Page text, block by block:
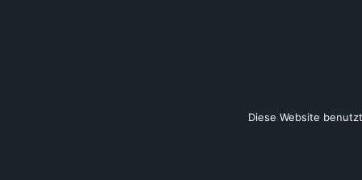
Diese Website